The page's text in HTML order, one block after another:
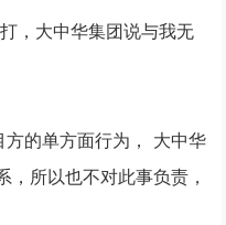
的单方面行为， 大中华
，所以也不对此事负责，